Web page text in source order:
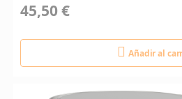
45,50 €
Añadir al